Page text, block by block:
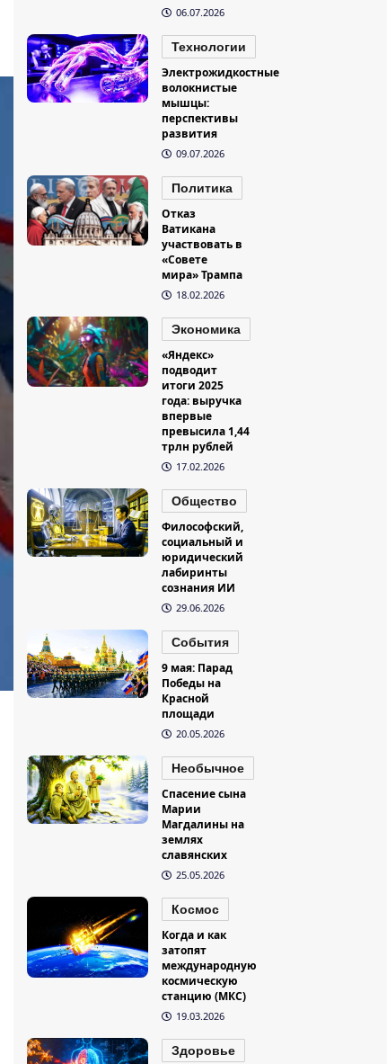
06.07.2026
Технологии
Электрожидкостные
волокнистые
мышцы:
перспективы
развития
09.07.2026
Политика
Отказ
Ватикана
участвовать в
«Совете
мира» Трампа
18.02.2026
Экономика
«Яндекс»
подводит
итоги 2025
года: выручка
впервые
превысила 1,44
трлн рублей
17.02.2026
Общество
Философский,
социальный и
юридический
лабиринты
сознания ИИ
29.06.2026
События
9 мая: Парад
Победы на
Красной
площади
20.05.2026
Необычное
Спасение сына
Марии
Магдалины на
землях
славянских
25.05.2026
Космос
Когда и как
затопят
международную
космическую
станцию (МКС)
19.03.2026
Здоровье